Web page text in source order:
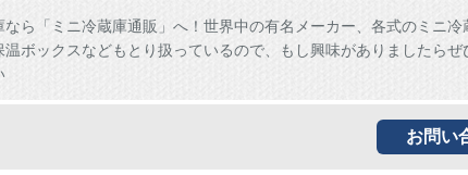
なら「ミニ冷蔵庫通販」へ！世界中の有名メーカー、各式のミニ冷
温ボックスなどもとり扱っているので、もし興味がありましたらぜ
お問い